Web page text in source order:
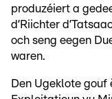
produzéiert a
d’Riichter
och seng eegen
waren.
Den Ugeklote